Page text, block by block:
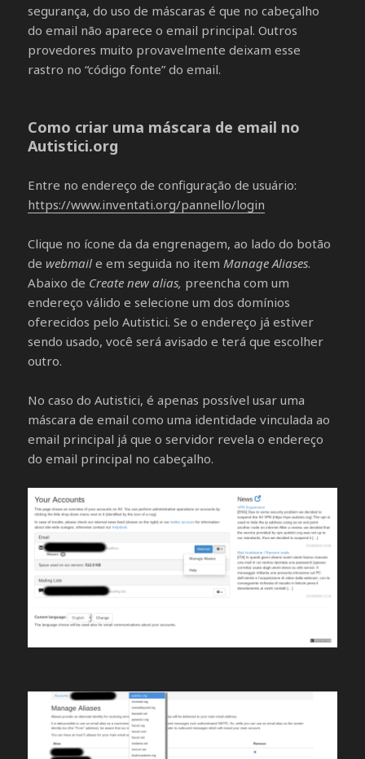
segurança, do uso de máscaras é que no cabeçalho
do email não aparece o email principal. Outros
provedores muito provavelmente deixam esse
rastro no “código fonte” do email.
Como criar uma máscara de email no
Autistici.org
Entre no endereço de configuração de usuário:
https://www.inventati.org/pannello/login
Clique no ícone da da engrenagem, ao lado do botão
de webmail e em seguida no item Manage Aliases.
Abaixo de Create new alias, preencha com um
endereço válido e selecione um dos domínios
oferecidos pelo Autistici. Se o endereço já estiver
sendo usado, você será avisado e terá que escolher
outro.
No caso do Autistici, é apenas possível usar uma
máscara de email como uma identidade vinculada ao
email principal já que o servidor revela o endereço
do email principal no cabeçalho.